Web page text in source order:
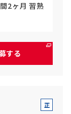
2ヶ月 習熟
する
正